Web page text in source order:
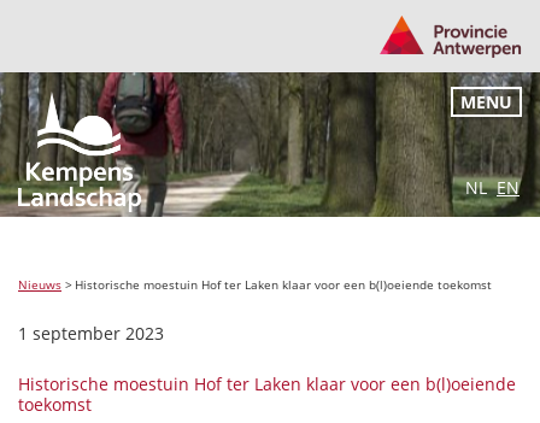
NL EN
MENU
Nieuws > Historische moestuin Hof ter Laken klaar voor een b(l)oeiende toekomst
1 september 2023
Historische moestuin Hof ter Laken klaar voor een b(l)oeiende
toekomst